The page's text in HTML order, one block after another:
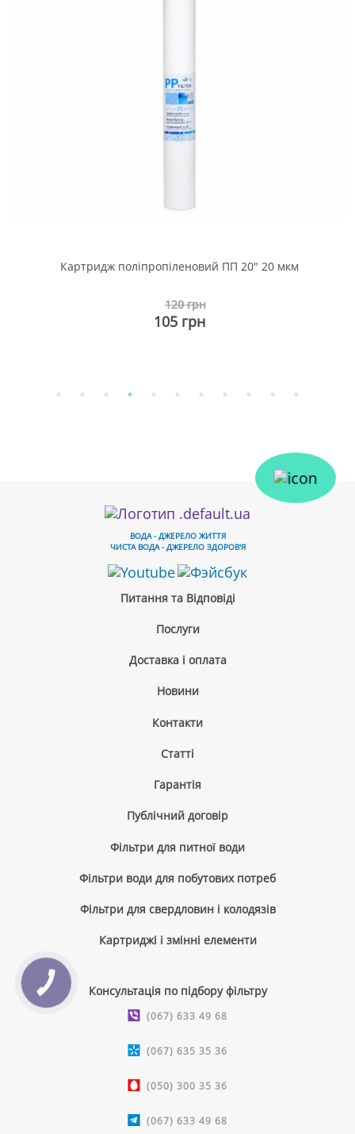
Картридж поліпропіленовий ПП 20" 20 мкм
105 грн
120 грн
ВОДА - ДЖЕРЕЛО ЖИТТЯ
ЧИСТА ВОДА - ДЖЕРЕЛО ЗДОРОВ'Я
Питання та Відповіді
Послуги
Доставка і оплата
Новини
Контакти
Cтатті
Гарантія
Публічний договір
Фільтри для питної води
Фільтри води для побутових потреб
Фільтри для свердловин і колодязів
Картриджі і змінні елементи
Консультація по підбору фільтру
(067) 633 49 68
(067) 635 35 36
(050) 300 35 36
(067) 633 49 68
КНОПКА
ЗВ'ЯЗКУ